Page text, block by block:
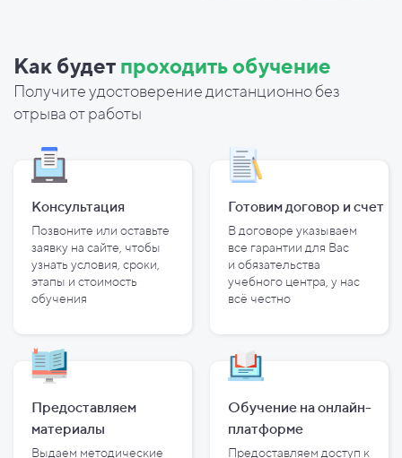
Как будет проходить обучение
Получите удостоверение дистанционно без
отрыва от работы
Консультация
Позвоните или оставьте
заявку на сайте, чтобы
узнать условия, сроки,
этапы и стоимость
обучения
Готовим договор и счет
В договоре указываем
все гарантии для Вас
и обязательства
учебного центра, у нас
всё честно
Предоставляем
материалы
Выдаем методические
Обучение на онлайн-
платформе
Предоставляем доступ к